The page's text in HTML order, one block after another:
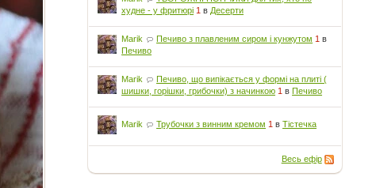
худне - у фритюрі 1 в Десерти
Marik Печиво з плавленим сиром і кунжутом 1 в
Печиво
Marik
Печиво, що випікається у формі на плиті (
шишки, горішки, грибочки) з начинкою 1 вПечиво
Marik Трубочки з винним кремом 1 вТістечка
Весь ефір